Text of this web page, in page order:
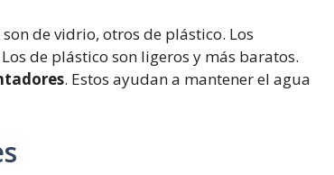
de vidrio, otros de plástico. Los
de plástico son ligeros y más baratos.
. Estos ayudan a mantener el agua